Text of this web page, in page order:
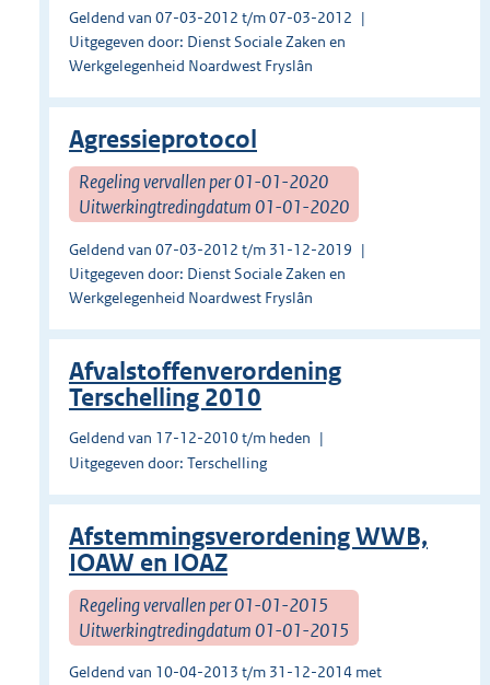
Geldend van 07-03-2012 t/m 07-03-2012
Uitgegeven door: Dienst Sociale Zaken en
Werkgelegenheid Noardwest Fryslân
Agressieprotocol
Regeling vervallen per 01-01-2020
Uitwerkingtredingdatum 01-01-2020
Geldend van 07-03-2012 t/m 31-12-2019
Uitgegeven door: Dienst Sociale Zaken en
Werkgelegenheid Noardwest Fryslân
Afvalstoffenverordening
Terschelling 2010
Geldend van 17-12-2010 t/m heden
Uitgegeven door: Terschelling
Afstemmingsverordening WWB,
IOAW en IOAZ
Regeling vervallen per 01-01-2015
Uitwerkingtredingdatum 01-01-2015
Geldend van 10-04-2013 t/m 31-12-2014 met